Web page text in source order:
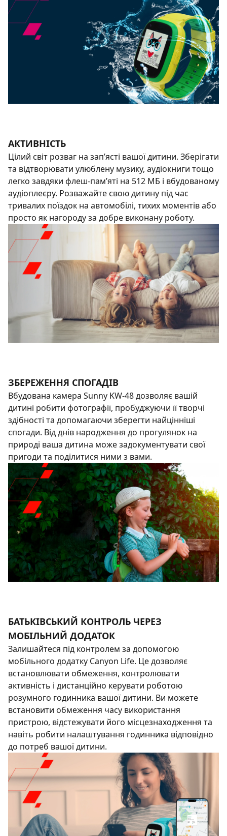
АКТИВНІСТЬ
Цілий світ розваг на зап’ясті вашої дитини. Зберігати
та відтворювати улюблену музику, аудіокниги тощо
легко завдяки флеш-пам’яті на 512 МБ і вбудованому
аудіоплеєру. Розважайте свою дитину під час
тривалих поїздок на автомобілі, тихих моментів або
просто як нагороду за добре виконану роботу.
ЗБЕРЕЖЕННЯ СПОГАДІВ
Вбудована камера Sunny KW-48 дозволяє вашій
дитині робити фотографії, пробуджуючи її творчі
здібності та допомагаючи зберегти найцінніші
спогади. Від днів народження до прогулянок на
природі ваша дитина може задокументувати свої
пригоди та поділитися ними з вами.
БАТЬКІВСЬКИЙ КОНТРОЛЬ ЧЕРЕЗ
МОБІЛЬНИЙ ДОДАТОК
Залишайтеся під контролем за допомогою
мобільного додатку Canyon Life. Це дозволяє
встановлювати обмеження, контролювати
активність і дистанційно керувати роботою
розумного годинника вашої дитини. Ви можете
встановити обмеження часу використання
пристрою, відстежувати його місцезнаходження та
навіть робити налаштування годинника відповідно
до потреб вашої дитини.